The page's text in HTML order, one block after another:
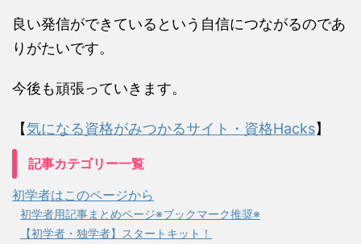
良い発信ができているという自信につながるのであ
りがたいです。
今後も頑張っていきます。
【気になる資格がみつかるサイト・資格Hacks】
記事カテゴリー一覧
初学者はこのページから
初学者用記事まとめページ※ブックマーク推奨※
【初学者・独学者】スタートキット！